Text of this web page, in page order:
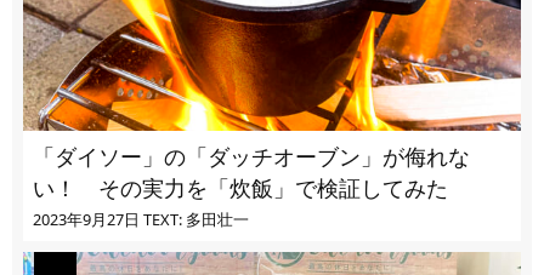
「ダイソー」の「ダッチオーブン」が侮れな
い！ その実力を「炊飯」で検証してみた
2023年9月27日 TEXT: 多田壮一